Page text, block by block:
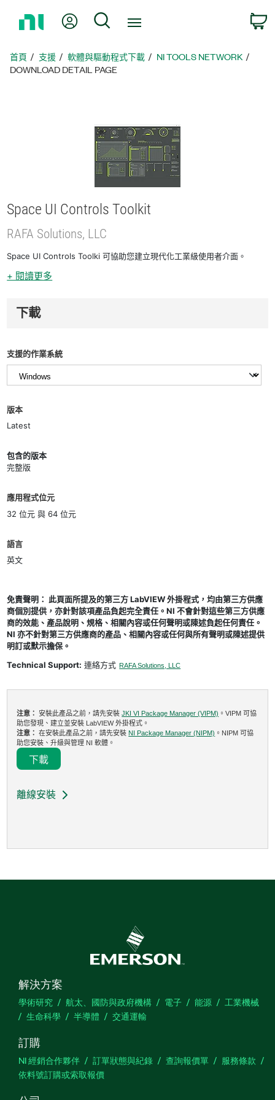
頁
我的帳號 搜尋
首頁 支援 軟體與驅動程式下載
NI TOOLS NETWORK
DOWNLOAD DETAIL PAGE
Space UI Controls Toolkit
RAFA Solutions, LLC
Space UI Controls Toolki 可協助您建立現代化工業級使用者介面。
+ 閱讀更多
下載
支援的作業系統
版本
Latest
包含的版本
完整版
應用程式位元
32 位元 與 64 位元
語言
英文
免責聲明： 此頁面所提及的第三方 LabVIEW 外掛程式，均由第三方供應
商個別提供，亦針對該項產品負起完全責任。NI 不會針對這些第三方供應
商的效能、產品說明、規格、相關內容或任何聲明或陳述負起任何責任。
NI 亦不針對第三方供應商的產品、相關內容或任何與所有聲明或陳述提供
明訂或默示擔保。
Technical Support: 連絡方式 RAFA Solutions, LLC
注意：安裝此產品之前，請先安裝JKI VI Package Manager (VIPM) 。VIPM 可協
助您發現、建立並安裝 LabVIEW 外掛程式。
注意：在安裝此產品之前，請先安裝 NI Package Manager (NIPM) 。NIPM 可協
助您安裝、升級與管理 NI 軟體。
下載
離線安裝
解決方案
學術研究 航太、國防與政府機構 電子 能源
工業機械
生命科學
半導體 交通運輸
訂購
NI 經銷合作夥伴 訂單狀態與紀錄 查詢報價單
服務條款
依料號訂購或索取報價